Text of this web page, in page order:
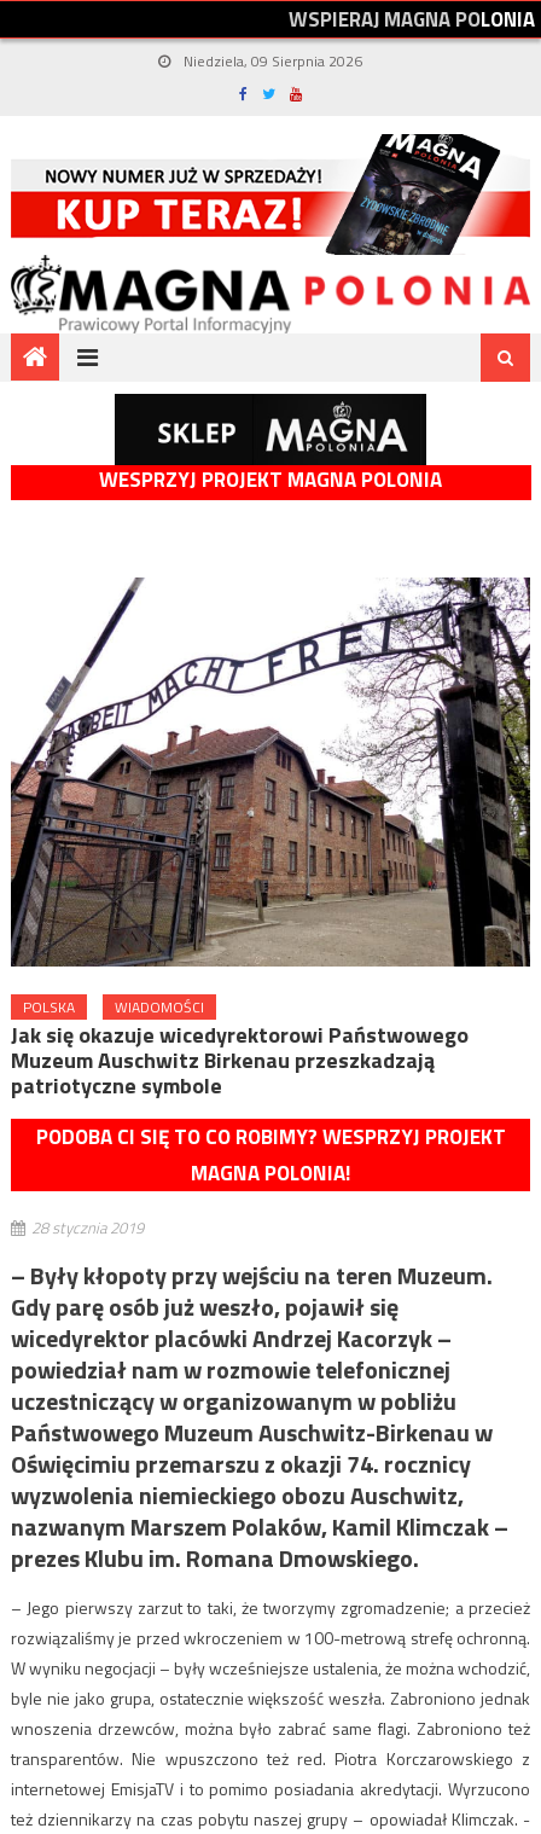
WSPIERAJMAGNAPOLONIA
Niedziela, 09 Sierpnia 2026
WESPRZYJ PROJEKT MAGNA POLONIA
POLSKA WIADOMOŚCI
Jak się okazuje wicedyrektorowi Państwowego
Muzeum Auschwitz Birkenau przeszkadzają
patriotyczne symbole
PODOBA CI SIĘ TO CO ROBIMY? WESPRZYJ PROJEKT
MAGNA POLONIA!
28 stycznia 2019
– Były kłopoty przy wejściu na teren Muzeum.
Gdy parę osób już weszło, pojawił się
wicedyrektor placówki Andrzej Kacorzyk –
powiedział nam w rozmowie telefonicznej
uczestniczący w organizowanym w pobliżu
Państwowego Muzeum Auschwitz-Birkenau w
Oświęcimiu przemarszu z okazji 74. rocznicy
wyzwolenia niemieckiego obozu Auschwitz,
nazwanym Marszem Polaków, Kamil Klimczak –
prezes Klubu im. Romana Dmowskiego.
– Jego pierwszy zarzut to taki, że tworzymy zgromadzenie; a przecież
rozwiązaliśmy je przed wkroczeniem w 100-metrową strefę ochronną.
W wyniku negocjacji – były wcześniejsze ustalenia, że można wchodzić,
byle nie jako grupa, ostatecznie większość weszła. Zabroniono jednak
wnoszenia drzewców, można było zabrać same flagi. Zabroniono też
transparentów. Nie wpuszczono też red. Piotra Korczarowskiego z
internetowej EmisjaTV i to pomimo posiadania akredytacji. Wyrzucono
też dziennikarzy na czas pobytu naszej grupy – opowiadał Klimczak. -